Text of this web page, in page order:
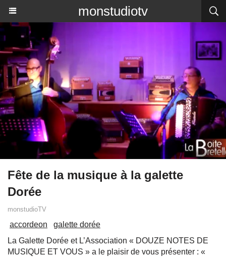
monstudiotv
Fête de la musique à la galette
Dorée
monstudioTV
accordeon
galette dorée
La Galette Dorée et L’Association « DOUZE NOTES DE
MUSIQUE ET VOUS » a le plaisir de vous présenter : «